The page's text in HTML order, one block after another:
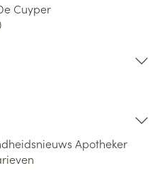
Cuyper
Apotheker